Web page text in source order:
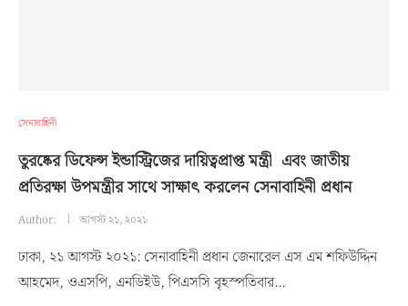
সেনাবাহিনী
তুরষ্কের ডিফেন্স ইন্ডাস্ট্রিজের দায়িত্বপ্রাপ্ত মন্ত্রী এবং জাতীয়
প্রতিরক্ষা উপমন্ত্রীর সাথে সাক্ষাৎ করলেন সেনাবাহিনী প্রধান
Author: আগস্ট ২১, ২০২১
ঢাকা, ২১ আগস্ট ২০২১: সেনাবাহিনী প্রধান জেনারেল এস এম শফিউদ্দিন
আহমেদ, ওএসপি, এনডিইউ, পিএসসি বৃহস্পতিবার…